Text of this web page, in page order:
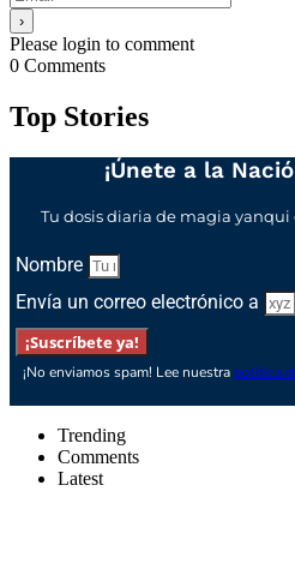
Please login to comment
0 Comments
Top Stories
¡Únete a la
Tu dosis diaria de magia
Nombre
Envía un correo electrónico a
¡Suscríbete ya!
¡No enviamos spam! Lee nuestra política
Trending
Comments
Latest